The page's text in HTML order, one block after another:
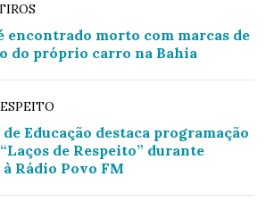
encontrado morto com marcas de
do próprio carro na Bahia
Educação destaca programação
de Respeito” durante
Rádio Povo FM